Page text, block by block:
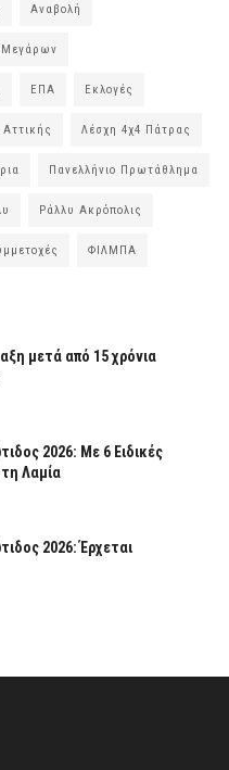
Αναβολή
Μεγάρων
ΕΠΑ Εκλογές
Λέσχη 4χ4 Πάτρας
Πανελλήνιο Πρωτάθλημα
Ράλλυ Ακρόπολις
ΦΙΛΜΠΑ
μετά από 15 χρόνια
2026: Με 6 Ειδικές
Λαμία
2026: Έρχεται